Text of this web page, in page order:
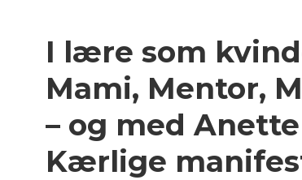
I lære som
Mami, Mentor,
– og med
Kærlige